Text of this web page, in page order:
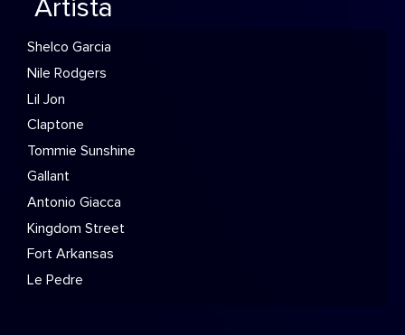
Artista
Shelco Garcia
Nile Rodgers
Lil Jon
Claptone
Tommie Sunshine
Gallant
Antonio Giacca
Kingdom Street
Fort Arkansas
Le Pedre